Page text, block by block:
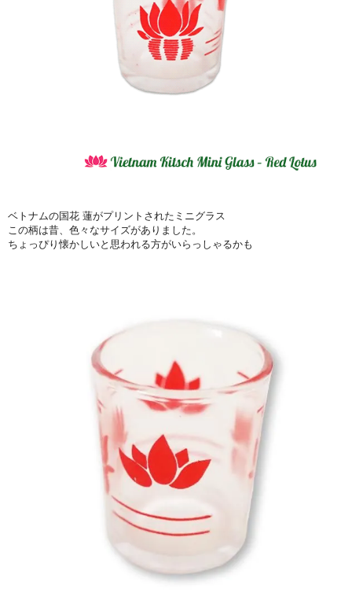
ベトナムの国花 蓮がプリントされたミニグラス
この柄は昔、色々なサイズがありました。
ちょっぴり懐かしいと思われる方がいらっしゃるかも